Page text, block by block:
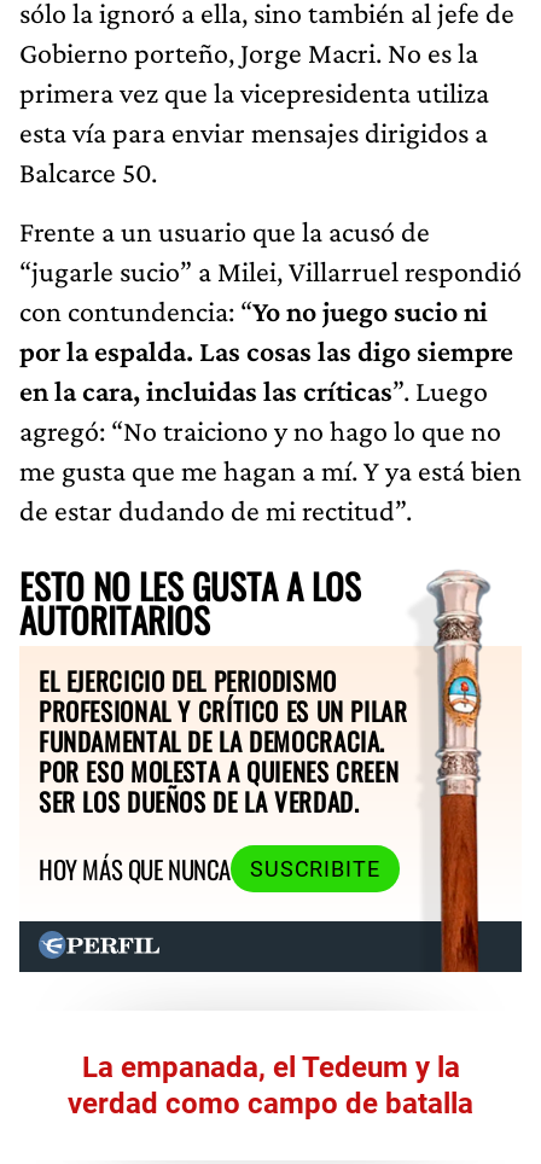
sólo la ignoró a ella, sino también al jefe de
Gobierno porteño, Jorge Macri. No es la
primera vez que la vicepresidenta utiliza
esta vía para enviar mensajes dirigidos a
Balcarce 50.
Frente a un usuario que la acusó de
“jugarle sucio” a Milei, Villarruel respondió
con contundencia: “Yo no juego sucio ni
por la espalda. Las cosas las digo siempre
en la cara, incluidas las críticas”. Luego
agregó: “No traiciono y no hago lo que no
me gusta que me hagan a mí. Y ya está bien
de estar dudando de mi rectitud”.
ESTO NO LES GUSTA A LOS
AUTORITARIOS
EL EJERCICIO DEL PERIODISMO
PROFESIONAL Y CRÍTICO ES UN PILAR
FUNDAMENTAL DE LA DEMOCRACIA.
POR ESO MOLESTA A QUIENES CREEN
SER LOS DUEÑOS DE LA VERDAD.
HOY MÁS QUE NUNCA
SUSCRIBITE
La empanada, el Tedeum y la
verdad como campo de batalla